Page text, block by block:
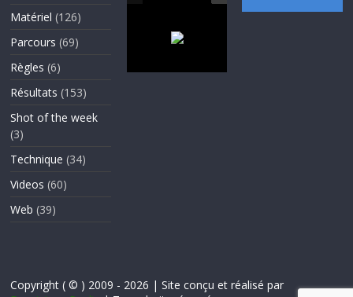
Matériel (126)
Parcours (69)
Règles (6)
Résultats (153)
Shot of the week
(3)
Technique (34)
Videos (60)
Web (39)
Copyright ( © ) 2009 - 2026 | Site conçu et réalisé par